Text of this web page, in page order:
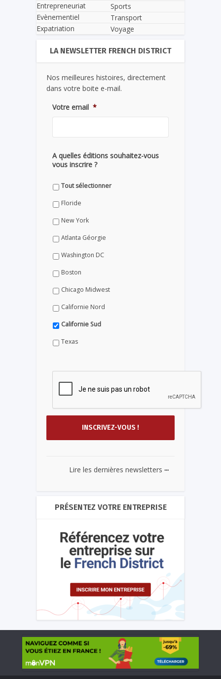
Entrepreneuriat
Evènementiel
Expatriation
Sports
Transport
Voyage
LA NEWSLETTER FRENCH DISTRICT
Nos meilleures histoires, directement
dans votre boite e-mail.
Votre email *
A quelles éditions souhaitez-vous
vous inscrire ?
Tout sélectionner
Floride
New York
Atlanta Géorgie
Washington DC
Boston
Chicago Midwest
Californie Nord
Californie Sud
Texas
Lire les dernières newsletters ...
PRÉSENTEZ VOTRE ENTREPRISE